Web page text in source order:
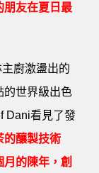
朋友在夏日最
廚激盪出的
的世界級出色
Dani看見了發
的釀製技術
月的陳年，創